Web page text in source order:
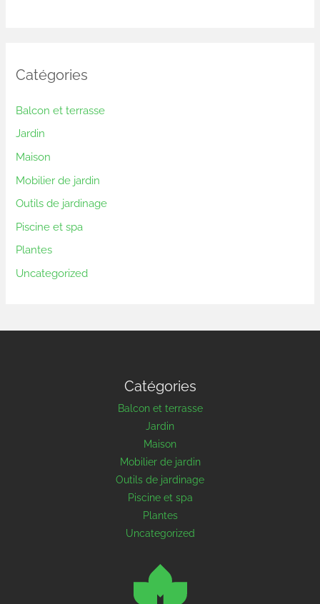
Catégories
Balcon et terrasse
Jardin
Maison
Mobilier de jardin
Outils de jardinage
Piscine et spa
Plantes
Uncategorized
Catégories
Balcon et terrasse
Jardin
Maison
Mobilier de jardin
Outils de jardinage
Piscine et spa
Plantes
Uncategorized